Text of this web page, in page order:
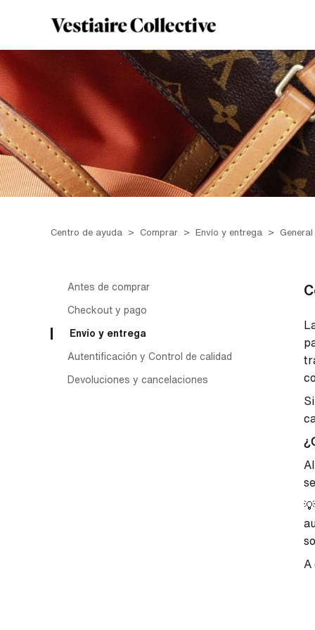
Centro de ayuda Comprar Envío y entrega General
Antes de comprar
Checkout y pago
Envío y entrega
Autentificación y Control de calidad
Devoluciones y cancelaciones
A